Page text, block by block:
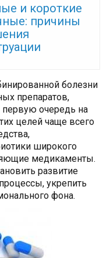
и короткие
причины
болезни
препаратов,
первую очередь на
целей чаще всего
широкого
медикаменты.
развитие
укрепить
фона.